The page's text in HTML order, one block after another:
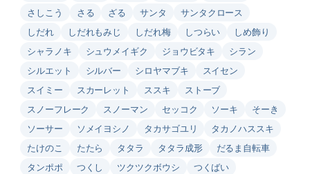
さしこう
さる ざる サンタ
サンタクロース
しだれ
しだれもみじ しだれ梅 しつらい
しめ飾り
シャラノキ
シュウメイギク ジョウビタキ
シラン
シルエット
シルバー シロヤマブキ
スイセン
スイミー
スカーレット ススキ
ストーブ
スノーフレーク
スノーマン セッコク ソーキ
そーき
ソーサー
ソメイヨシノ タカサゴユリ
タカノハススキ
たけのこ
たたら タタラ タタラ成形
だるま自転車
タンポポ
つくし ツクツクボウシ
つくばい